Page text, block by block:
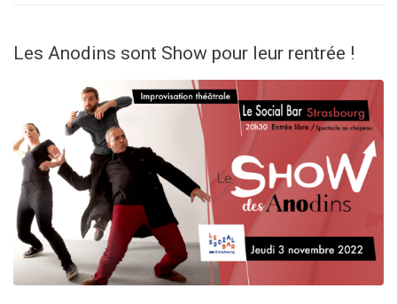
Les Anodins sont Show pour leur rentrée !